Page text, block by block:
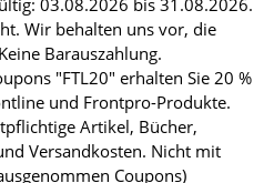
03.08.2026 bis 31.08.2026.
Wir behalten uns vor, die
Barauszahlung.
"FTL20" erhalten Sie 20 %
und Frontpro-Produkte.
Artikel, Bücher,
Versandkosten. Nicht mit
Coupons)